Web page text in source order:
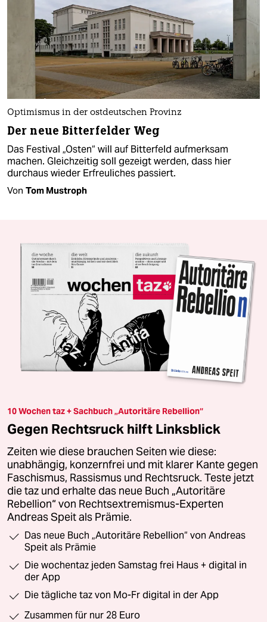
Optimismus in der ostdeutschen Provinz
Der neue Bitterfelder Weg
Das Festival „Osten“ will auf Bitterfeld aufmerksam
machen. Gleichzeitig soll gezeigt werden, dass hier
durchaus wieder Erfreuliches passiert.
Von Tom Mustroph
10 Wochen taz + Sachbuch „Autoritäre Rebellion“
Gegen Rechtsruck hilft Linksblick
Zeiten wie diese brauchen Seiten wie diese:
unabhängig, konzernfrei und mit klarer Kante gegen
Faschismus, Rassismus und Rechtsruck. Teste jetzt
die taz und erhalte das neue Buch „Autoritäre
Rebellion“ von Rechtsextremismus-Experten
Andreas Speit als Prämie.
Das neue Buch „Autoritäre Rebellion“ von Andreas
Speit als Prämie
Die wochentaz jeden Samstag frei Haus + digital in
der App
Die tägliche taz von Mo-Fr digital in der App
Zusammen für nur 28 Euro